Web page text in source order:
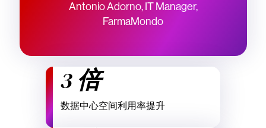
Antonio Adorno, IT Manager,
FarmaMondo
3 倍
数据中心空间利用率提升